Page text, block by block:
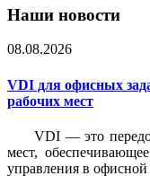
Наши новости
08.08.2026
VDI для офисных
рабочих мест
VDI — это
мест,
управления в офисной